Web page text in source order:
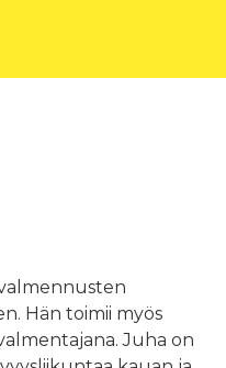
Hän toimii myös
Juha on